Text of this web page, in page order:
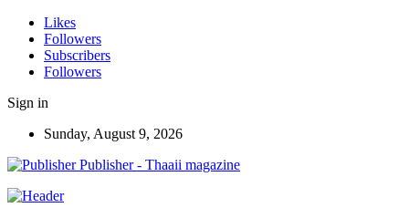
Likes
Followers
Subscribers
Followers
Sign in
Sunday, August 9, 2026
Publisher - Thaaii magazine